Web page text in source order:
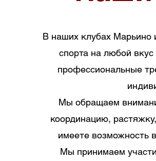
В наших клубах Марьино
спорта на любой
профессиональные
Мы обращаем
координацию,
имеете возможность
Мы принимаем